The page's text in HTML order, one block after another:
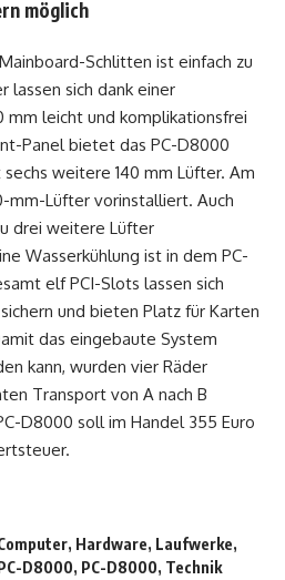
möglich
Schlitten ist einfach zu
lassen sich dank einer
mm leicht und komplikationsfrei
Panel bietet das PC-D8000
weitere 140 mm Lüfter. Am
mm-Lüfter vorinstalliert. Auch
drei weitere Lüfter
Wasserkühlung ist in dem PC-
elf PCI-Slots lassen sich
und bieten Platz für Karten
das eingebaute System
kann, wurden vier Räder
Transport von A nach B
D8000 soll im Handel 355 Euro
, Hardware, Laufwerke,
D8000, PC-D8000, Technik